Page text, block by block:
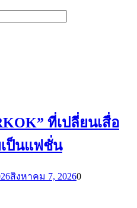
ที่เปลี่ยนเสื่อ
ป็นแฟชั่น
สิงหาคม 7, 20260